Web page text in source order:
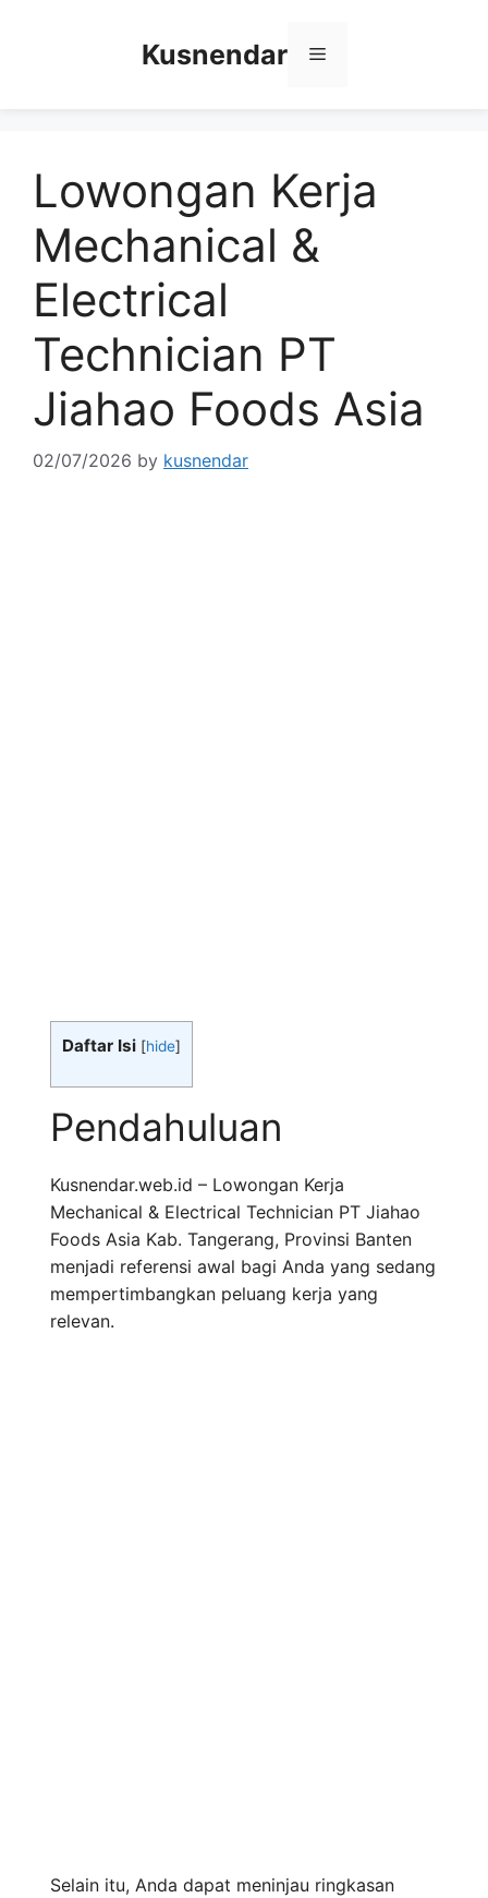
Kusnendar Menu
Lowongan Kerja
Mechanical &
Electrical
Technician PT
Jiahao Foods Asia
02/07/2026 by kusnendar
Daftar Isi [hide]
Pendahuluan
Kusnendar.web.id – Lowongan Kerja
Mechanical & Electrical Technician PT Jiahao
Foods Asia Kab. Tangerang, Provinsi Banten
menjadi referensi awal bagi Anda yang sedang
mempertimbangkan peluang kerja yang
relevan.
Selain itu, Anda dapat meninjau ringkasan